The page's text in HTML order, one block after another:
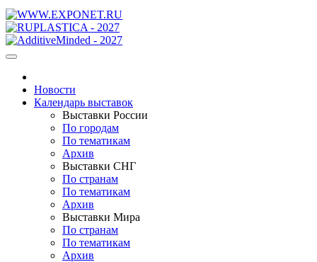
Новости
Календарь выставок
Выставки России
По городам
По тематикам
Архив
Выставки СНГ
По странам
По тематикам
Архив
Выставки Мира
По странам
По тематикам
Архив